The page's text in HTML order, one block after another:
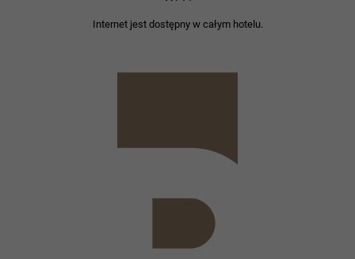
Internet jest dostępny w całym hotelu.